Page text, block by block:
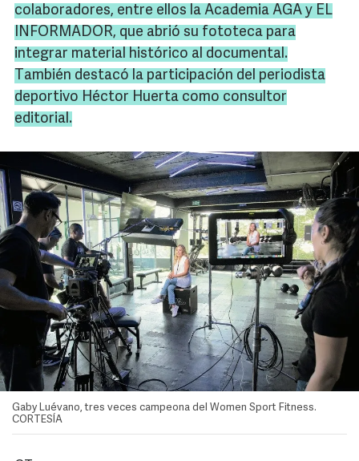
colaboradores, entre ellos la Academia AGA y EL
INFORMADOR, que abrió su fototeca para
integrar material histórico al documental.
También destacó la participación del periodista
deportivo Héctor Huerta como consultor
editorial.
Gaby Luévano, tres veces campeona del Women Sport Fitness.
CORTESÍA